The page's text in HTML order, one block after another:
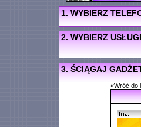
1. WYBIERZ
2. WYBIERZ
3. ŚCIĄGAJ
«Wróć do